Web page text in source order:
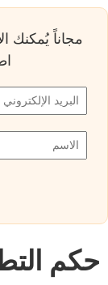
مجاناً يُمكنك
حكم